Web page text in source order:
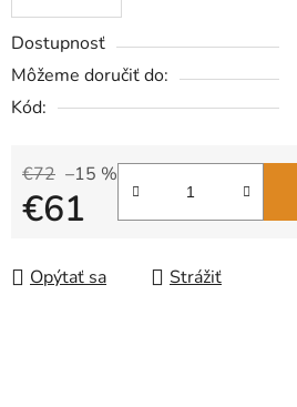
Dostupnosť
Môžeme doručiť do:
Kód:
€72 –15 %
€61
Opýtať sa Strážiť